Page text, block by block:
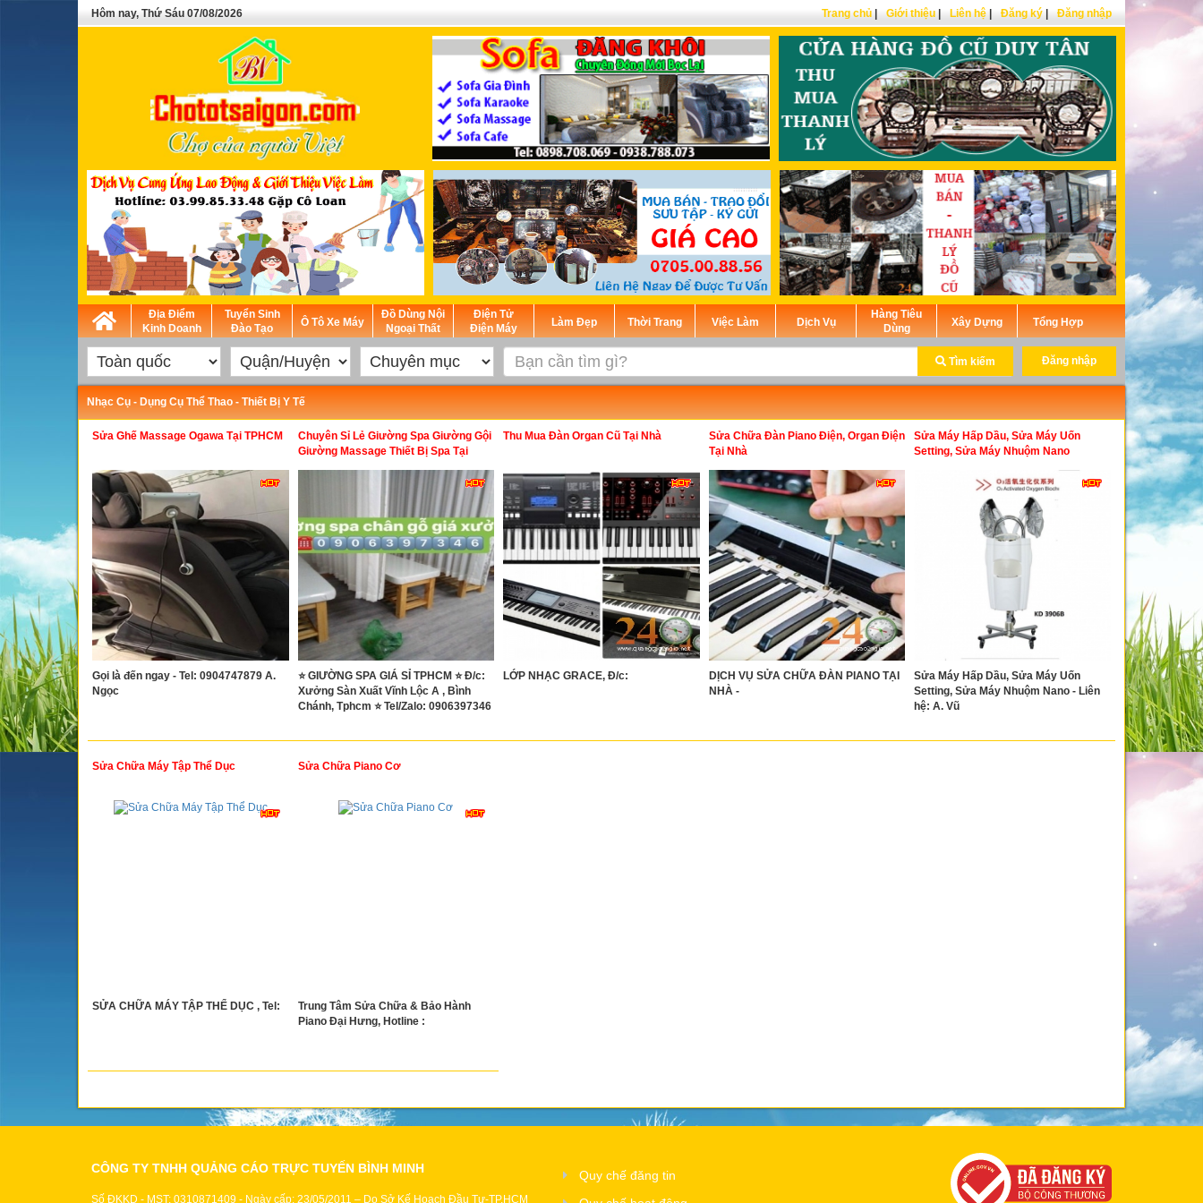
Hôm nay, Thứ Sáu 07/08/2026 Trang chủ Giới thiệu Liên hệ Đăng ký Đăng nhập
Địa Điểm
Kinh Doanh
Tuyển Sinh
Đào Tạo
Ô Tô Xe Máy
Đồ Dùng Nội
Ngoại Thất
Điện Tử
Điện Máy
Làm Đẹp Thời Trang Việc Làm Dịch Vụ
Hàng Tiêu
Dùng
Xây Dựng Tổng Hợp
Tìm kiếm Đăng nhập
Nhạc Cụ - Dụng Cụ Thể Thao - Thiết Bị Y Tế
Sửa Ghế Massage Ogawa Tại TPHCM
Gọi là đến ngay - Tel: 0904747879 A.
Ngọc
Chuyên Sỉ Lẻ Giường Spa Giường Gội
Giường Massage Thiết Bị Spa Tại
⭐ GIƯỜNG SPA GIÁ SỈ TPHCM ⭐ Đ/c:
Xưởng Sàn Xuất Vĩnh Lộc A , Bình
Chánh, Tphcm ⭐ Tel/Zalo: 0906397346
Thu Mua Đàn Organ Cũ Tại Nhà
LỚP NHẠC GRACE, Đ/c:
Sửa Chữa Đàn Piano Điện, Organ Điện
Tại Nhà
DỊCH VỤ SỬA CHỮA ĐÀN PIANO TẠI
NHÀ -
Sửa Máy Hấp Dầu, Sửa Máy Uốn
Setting, Sửa Máy Nhuộm Nano
Sửa Máy Hấp Dầu, Sửa Máy Uốn
Setting, Sửa Máy Nhuộm Nano - Liên
hệ: A. Vũ
Sửa Chữa Máy Tập Thể Dục
SỬA CHỮA MÁY TẬP THỂ DỤC , Tel:
Sửa Chữa Piano Cơ
Trung Tâm Sửa Chữa & Bảo Hành
Piano Đại Hưng, Hotline :
CÔNG TY TNHH QUẢNG CÁO TRỰC TUYẾN BÌNH MINH
Số ĐKKD - MST: 0310871409 - Ngày cấp: 23/05/2011 – Do Sở Kế Hoạch Đầu Tư-TP.HCM
Quy chế đăng tin